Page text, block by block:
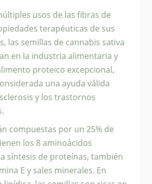
usos de las fibras de
terapéuticas de sus
las semillas de cannabis sativa
en la industria alimentaria y
proteico excepcional,
una ayuda válida
y los trastornos
compuestas por un 25% de
los 8 aminoácidos
síntesis de proteínas, también
E y sales minerales. En